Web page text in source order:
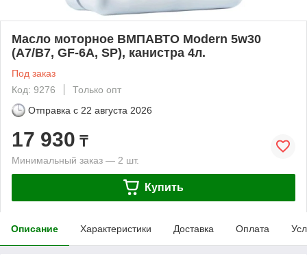
Масло моторное ВМПАВТО Modern 5w30
(A7/B7, GF-6A, SP), канистра 4л.
Под заказ
Код: 9276
Только опт
Отправка с 22 августа 2026
17 930 ₸
Минимальный заказ — 2 шт.
Купить
Описание Характеристики Доставка Оплата